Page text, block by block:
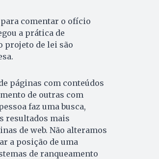
comentar o ofício
a prática de
projeto de lei são
páginas com conteúdos
de outras com
faz uma busca,
resultados mais
de web. Não alteramos
a posição de uma
de ranqueamento